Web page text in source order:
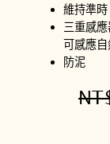
維持準時
三重感
可感應
防泥